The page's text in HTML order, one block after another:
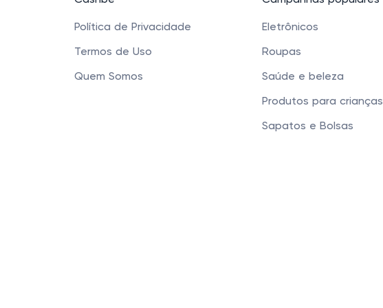
Política de Privacidade
Termos de Uso
Quem Somos
Eletrônicos
Roupas
Saúde e beleza
Produtos para crianças
Sapatos e Bolsas